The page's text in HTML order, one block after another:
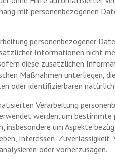
mit personenbezogenen
personenbezogener
Informationen nicht
diese zusätzlichen
Maßnahmen unterliegen,
oder identifizierbaren
Verarbeitung
werden, um
insbesondere um Aspekte
Interessen,
oder vorherzusagen.